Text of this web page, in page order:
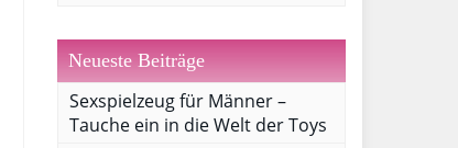
Neueste Beiträge
Sexspielzeug für Männer –
Tauche ein in die Welt der Toys